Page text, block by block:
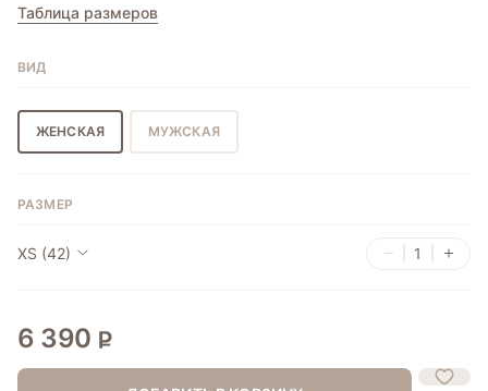
Таблица размеров
ВИД
ЖЕНСКАЯ МУЖСКАЯ
РАЗМЕР
XS (42)
6 390